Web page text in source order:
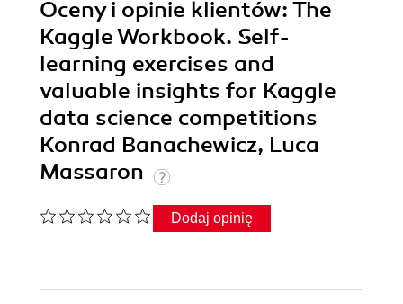
Oceny i opinie klientów: The
Kaggle Workbook. Self-
learning exercises and
valuable insights for Kaggle
data science competitions
Konrad Banachewicz, Luca
Massaron
Dodaj opinię